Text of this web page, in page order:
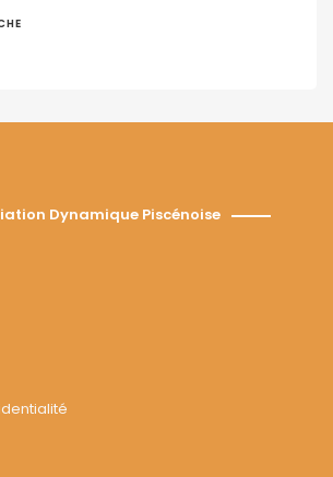
Dynamique Piscénoise